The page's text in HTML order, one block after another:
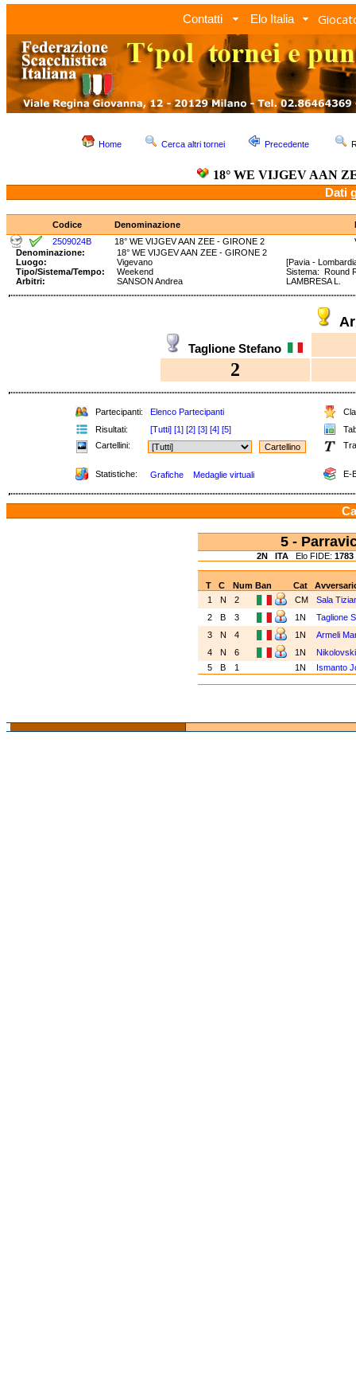
Contatti Elo Italia
Home Cerca altri tornei Precedente
18° WE VIJGEV AAN
Dati
Codice Denominazione
2509024B
18° WE VIJGEV AAN ZEE - GIRONE 2
Denominazione:
18° WE VIJGEV AAN ZEE - GIRONE 2
Luogo:
Vigevano
[Pavia -
Tipo/Sistema/Tempo:
Weekend
Sistema:
Arbitri:
SANSON Andrea LAMBRESA L.
Taglione Stefano
2
Partecipanti: Elenco Partecipanti
Risultati:
[Tutti] [1] [2] [3] [4] [5]
Cartellini:
Statistiche: Grafiche Medaglie virtuali E-
5 -
2N ITA Elo FIDE: 1783
T C Num Ban Cat
1
N 2 CM
Sala
2
B 3 1N
Taglione
3
N 4 1N
Armeli
4
N 6 1N
5
B 1 1N Ismanto